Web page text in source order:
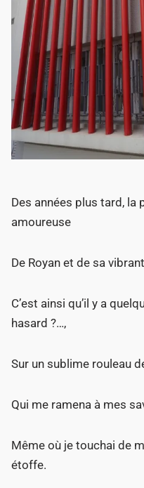
Des années plus tard,
amoureuse
De Royan et de sa
C’est ainsi qu’il y a
hasard ?…,
Sur un sublime rouleau
Qui me ramena à mes
Même où je touchai de
étoffe.